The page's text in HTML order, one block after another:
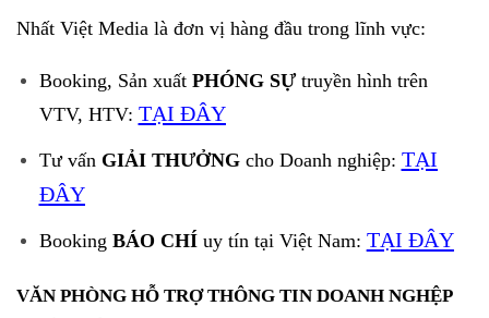
Nhất Việt Media là đơn vị hàng đầu trong lĩnh vực:
Booking, Sản xuất PHÓNG SỰtruyền hình trên
VTV, HTV: TẠI ĐÂY
Tư vấn GIẢI THƯỞNGcho Doanh nghiệp: TẠI
ĐÂY
Booking BÁO CHÍuy tín tại Việt Nam: TẠI ĐÂY
VĂN PHÒNG HỖ TRỢ THÔNG TIN DOANH NGHỆP